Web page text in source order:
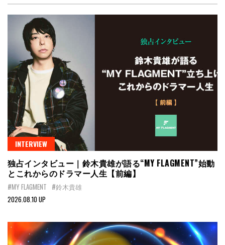
INTERVIEW
独占インタビュー｜鈴木貴雄が語る“MY FLAGMENT”始動
とこれからのドラマー人生【前編】
#MY FLAGMENT #鈴木貴雄
2026.08.10 UP